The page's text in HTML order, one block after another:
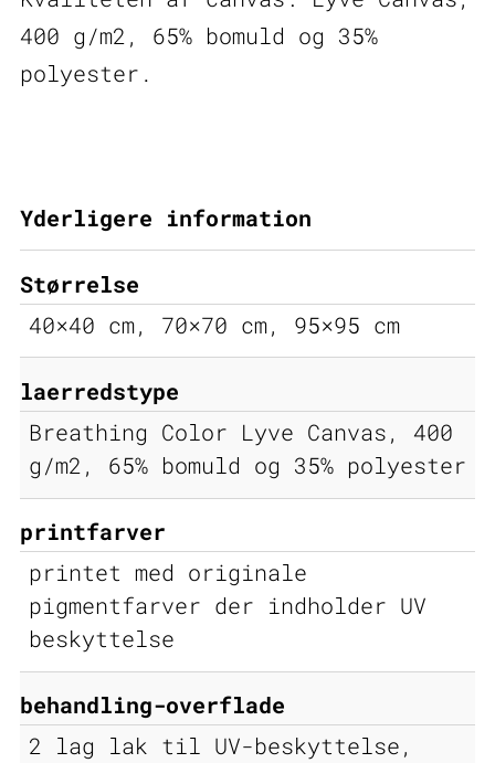
400 g/m2, 65% bomuld og 35%
polyester.
Yderligere information
Størrelse
40×40 cm, 70×70 cm, 95×95 cm
laerredstype
Breathing Color Lyve Canvas, 400
g/m2, 65% bomuld og 35% polyester
printfarver
printet med originale
pigmentfarver der indholder UV
beskyttelse
behandling-overflade
2 lag lak til UV-beskyttelse,